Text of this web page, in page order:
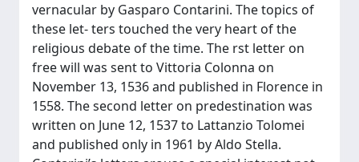
vernacular by Gasparo Contarini. The topics of
these let- ters touched the very heart of the
religious debate of the time. The rst letter on
free will was sent to Vittoria Colonna on
November 13, 1536 and published in Florence in
1558. The second letter on predestination was
written on June 12, 1537 to Lattanzio Tolomei
and published only in 1961 by Aldo Stella.